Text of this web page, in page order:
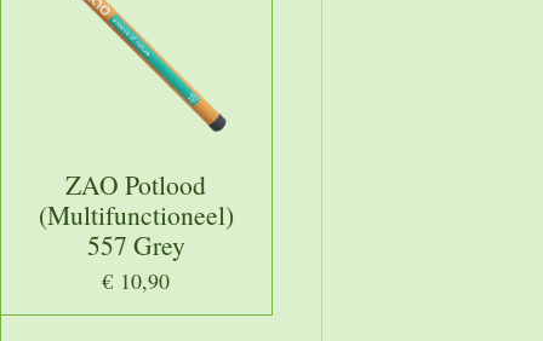
ZAO Potlood
(Multifunctioneel)
557 Grey
€ 10,90